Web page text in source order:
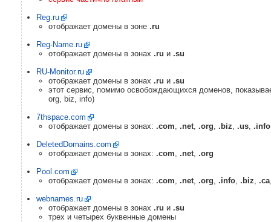
Reg.ru
отображает домены в зоне .ru
Reg-Name.ru
отображает домены в зонах .ru и .su
RU-Monitor.ru
отображает домены в зонах .ru и .su
этот сервис, помимо освобождающихся доменов,
org, biz, info)
7thspace.com
отображает домены в зонах: .com, .net, .org, .biz, .us, .info
DeletedDomains.com
отображает домены в зонах: .com, .net, .org
Pool.com
отображает домены в зонах: .com, .net, .org, .info, .biz, .ca
webnames.ru
отображает домены в зонах .ru и .su
трех и четырех буквенные домены